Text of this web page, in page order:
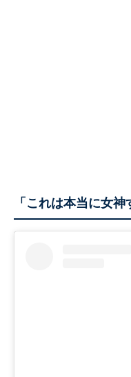
「これは本当に女神